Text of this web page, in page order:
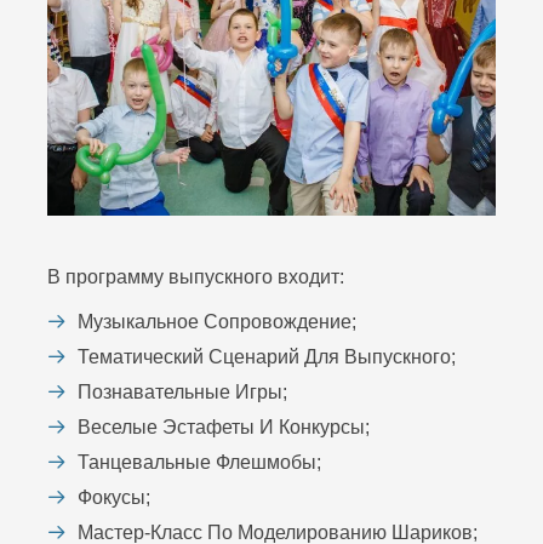
В программу выпускного входит:
Музыкальное Сопровождение;
Тематический Сценарий Для Выпускного;
Познавательные Игры;
Веселые Эстафеты И Конкурсы;
Танцевальные Флешмобы;
Фокусы;
Мастер-Класс По Моделированию Шариков;